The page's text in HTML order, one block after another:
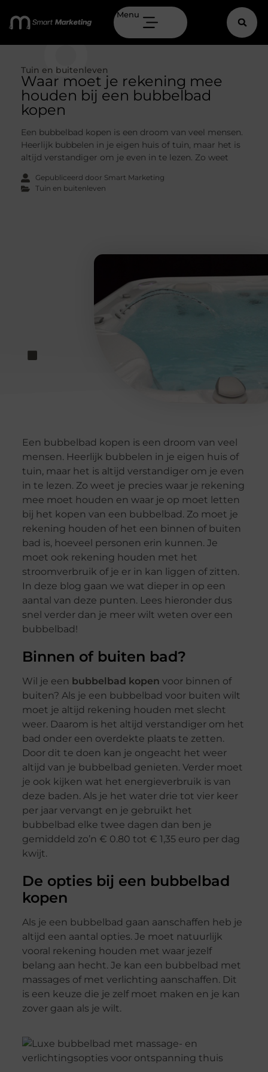
Menu
Tuin en buitenleven
Waar moet je rekening mee
houden bij een bubbelbad
kopen
Een bubbelbad kopen is een droom van veel mensen.
Heerlijk bubbelen in je eigen huis of tuin, maar het is
altijd verstandiger om je even in te lezen. Zo weet
Gepubliceerd door Smart Marketing
Tuin en buitenleven
Een bubbelbad kopen is een droom van veel
mensen. Heerlijk bubbelen in je eigen huis of
tuin, maar het is altijd verstandiger om je even
in te lezen. Zo weet je precies waar je rekening
mee moet houden en waar je op moet letten
bij het kopen van een bubbelbad. Zo moet je
rekening houden of het een binnen of buiten
bad is, hoeveel personen erin kunnen. Je
moet ook rekening houden met het
stroomverbruik of je er in kan liggen of zitten.
In deze blog gaan we wat dieper in op een
aantal van deze punten. Lees hieronder dus
snel verder dan je meer wilt weten over een
bubbelbad!
Binnen of buiten bad?
Wil je een bubbelbad kopen voor binnen of
buiten? Als je een bubbelbad voor buiten wilt
moet je altijd rekening houden met slecht
weer. Daarom is het altijd verstandiger om het
bad onder een overdekte plaats te zetten.
Door dit te doen kan je ongeacht het weer
altijd van je bubbelbad genieten. Verder moet
je ook kijken wat het energieverbruik is van
deze baden. Als je het water drie tot vier keer
per jaar vervangt en je gebruikt het
bubbelbad elke twee dagen dan ben je
gemiddeld zo’n € 0.80 tot € 1,35 euro per dag
kwijt.
De opties bij een bubbelbad
kopen
Als je een bubbelbad gaan aanschaffen heb je
altijd een aantal opties. Je moet natuurlijk
vooral rekening houden met waar jezelf
belang aan hecht. Je kan een bubbelbad met
massages of met verlichting aanschaffen. Dit
is een keuze die je zelf moet maken en je kan
zover gaan als je wilt.